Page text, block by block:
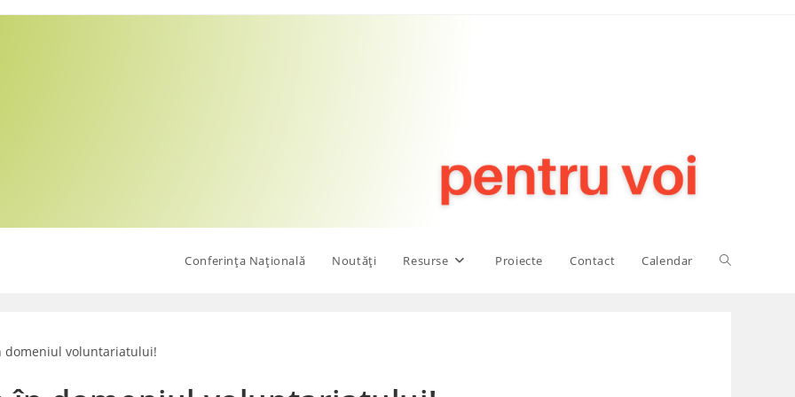
Conferința Națională Noutăți Resurse Proiecte Contact Calendar Toggle